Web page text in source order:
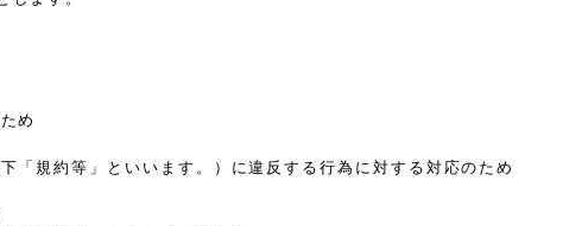
め
「規約等」といいます。）に違反する行為に対する対応のため